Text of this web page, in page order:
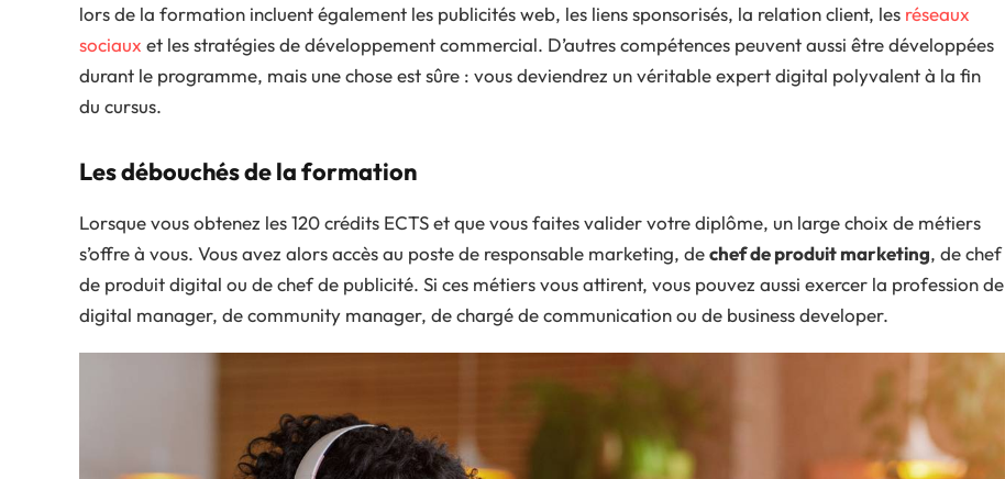
lors de la formation incluent également les publicités web, les liens sponsorisés, la relation client, les réseaux
sociaux et les stratégies de développement commercial. D’autres compétences peuvent aussi être développées
durant le programme, mais une chose est sûre : vous deviendrez un véritable expert digital polyvalent à la fin
du cursus.
Les débouchés de la formation
Lorsque vous obtenez les 120 crédits ECTS et que vous faites valider votre diplôme, un large choix de métiers
s’offre à vous. Vous avez alors accès au poste de responsable marketing, dechef de produit marketing, de chef
de produit digital ou de chef de publicité. Si ces métiers vous attirent, vous pouvez aussi exercer la profession de
digital manager, de community manager, de chargé de communication ou de business developer.